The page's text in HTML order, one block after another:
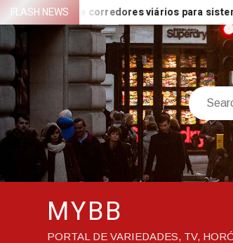
Skip
to
content
FLASH NEWS
de corredores viários para sistema de
Search
MYBB
PORTAL DE VARIEDADES, TV,